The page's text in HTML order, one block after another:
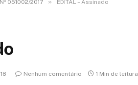
051002/2017 » EDITAL – Assinado
Nenhum comentário 1 Min de leitura